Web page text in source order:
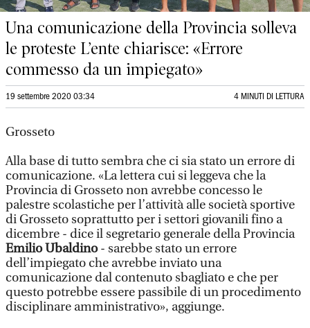
Una comunicazione della Provincia solleva
le proteste L’ente chiarisce: «Errore
commesso da un impiegato»
19 settembre 2020 03:34 4 MINUTI DI LETTURA
Grosseto
Alla base di tutto sembra che ci sia stato un errore di
comunicazione. «La lettera cui si leggeva che la
Provincia di Grosseto non avrebbe concesso le
palestre scolastiche per l’attività alle società sportive
di Grosseto soprattutto per i settori giovanili fino a
dicembre - dice il segretario generale della Provincia
Emilio Ubaldino- sarebbe stato un errore
dell’impiegato che avrebbe inviato una
comunicazione dal contenuto sbagliato e che per
questo potrebbe essere passibile di un procedimento
disciplinare amministrativo», aggiunge.